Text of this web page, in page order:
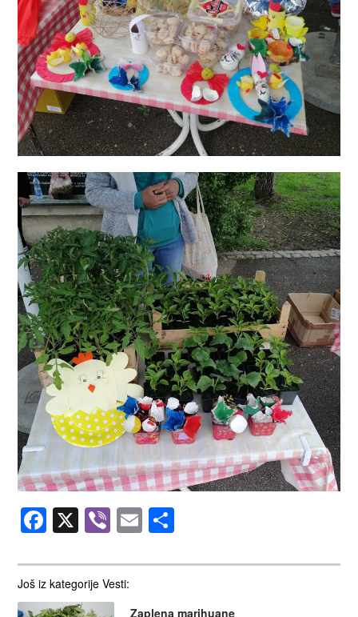
Još iz kategorije Vesti:
Zaplena marihuane
Facebook
X ViberEmail